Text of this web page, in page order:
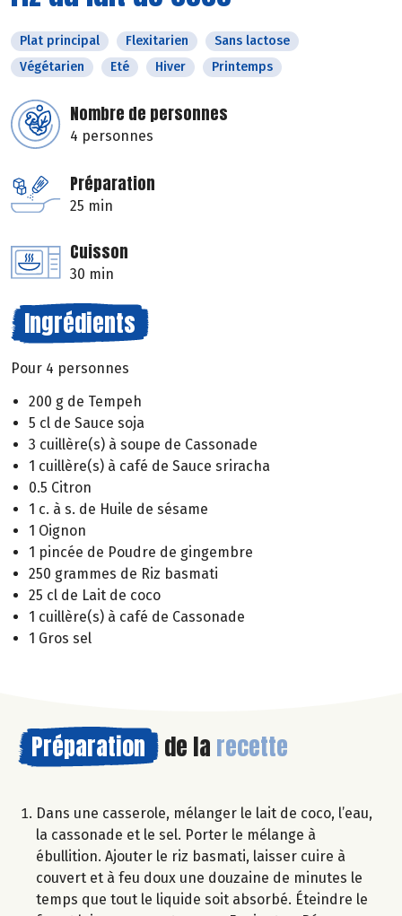
Plat principal Flexitarien
Sans lactose
Végétarien
Eté Hiver Printemps
Nombre de personnes
4 personnes
Préparation
25 min
Cuisson
30 min
Ingrédients
Pour 4 personnes
200 g de Tempeh
5 cl de Sauce soja
3 cuillère(s) à soupe de Cassonade
1 cuillère(s) à café de Sauce sriracha
0.5 Citron
1 c. à s. de Huile de sésame
1 Oignon
1 pincée de Poudre de gingembre
250 grammes de Riz basmati
25 cl de Lait de coco
1 cuillère(s) à café de Cassonade
1 Gros sel
Préparation de la recette
Dans une casserole, mélanger le lait de coco, l’eau,
la cassonade et le sel. Porter le mélange à
ébullition. Ajouter le riz basmati, laisser cuire à
couvert et à feu doux une douzaine de minutes le
temps que tout le liquide soit absorbé. Éteindre le